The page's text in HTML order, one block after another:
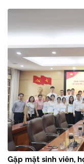
Gặp mặt sinh viên,